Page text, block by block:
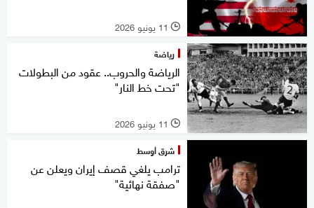
l 11 يونيو 2026
رياضة
الرياضة والحروب.. عقود من البطولات
"تحت خط النار"
l 11 يونيو 2026
شرق أوسط
ترامب يلغي قصف إيران ويعلن عن
"صفقة نهائية"